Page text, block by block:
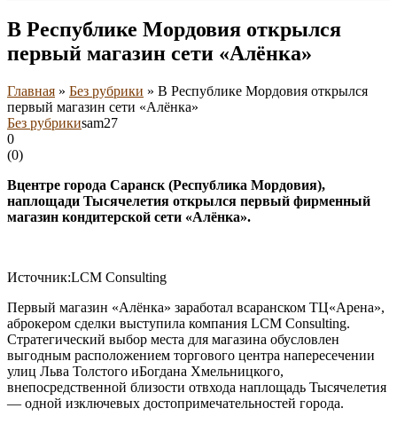
В Республике Мордовия открылся
первый магазин сети «Алёнка»
Главная » Без рубрики » В Республике Мордовия открылся
первый магазин сети «Алёнка»
Без рубрикиsam27
0
(0)
Вцентре города Саранск (Республика Мордовия),
наплощади Тысячелетия открылся первый фирменный
магазин кондитерской сети «Алёнка».
Источник:LCM Consulting
Первый магазин «Алёнка» заработал всаранском ТЦ«Арена»,
аброкером сделки выступила компания LCM Consulting.
Стратегический выбор места для магазина обусловлен
выгодным расположением торгового центра напересечении
улиц Льва Толстого иБогдана Хмельницкого,
внепосредственной близости отвхода наплощадь Тысячелетия
— одной изключевых достопримечательностей города.